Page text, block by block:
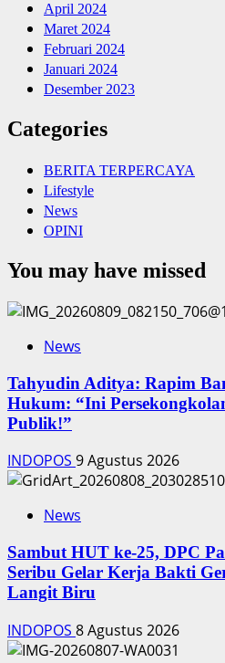
April 2024
Maret 2024
Februari 2024
Januari 2024
Desember 2023
Categories
BERITA TERPERCAYA
Lifestyle
News
OPINI
You may have missed
News
‎Tahyudin Aditya: Rapim
Hukum: “Ini
Publik!”
INDOPOS 9 Agustus 2026
News
‎Sambut HUT ke-25, DPC
Seribu Gelar Kerja Bakti
Langit Biru
INDOPOS 8 Agustus 2026